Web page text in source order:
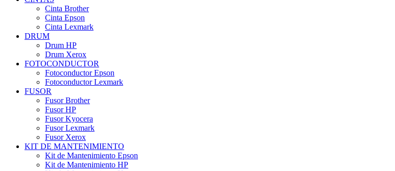
Cinta Brother
Cinta Epson
Cinta Lexmark
DRUM
Drum HP
Drum Xerox
FOTOCONDUCTOR
Fotoconductor Epson
Fotoconductor Lexmark
FUSOR
Fusor Brother
Fusor HP
Fusor Kyocera
Fusor Lexmark
Fusor Xerox
KIT DE MANTENIMIENTO
Kit de Mantenimiento Epson
Kit de Mantenimiento HP